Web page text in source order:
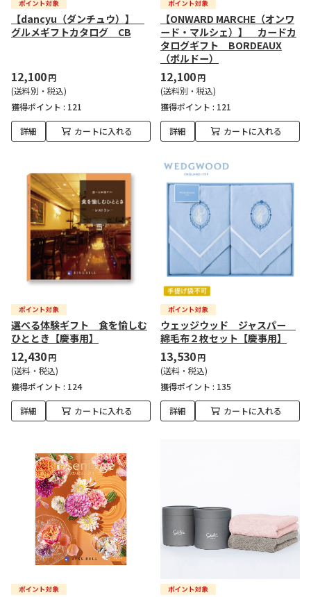
【dancyu（ダンチュウ）】
グルメギフトカタログ CB
12,100円
(送料別・税込)
獲得ポイント : 121
詳細 カートに入れる
【ONWARD MARCHE（オンワ
ード・マルシェ）】 カードカ
タログギフト BORDEAUX
（ボルドー）
12,100円
(送料別・税込)
獲得ポイント : 121
詳細 カートに入れる
選べる体験ギフト 食を愉しむ
ひととき【慶事用】
12,430円
(送料・税込)
獲得ポイント : 124
詳細 カートに入れる
ウェッジウッド ジャスパー
綿毛布２枚セット【慶事用】
13,530円
(送料・税込)
獲得ポイント : 135
詳細 カートに入れる